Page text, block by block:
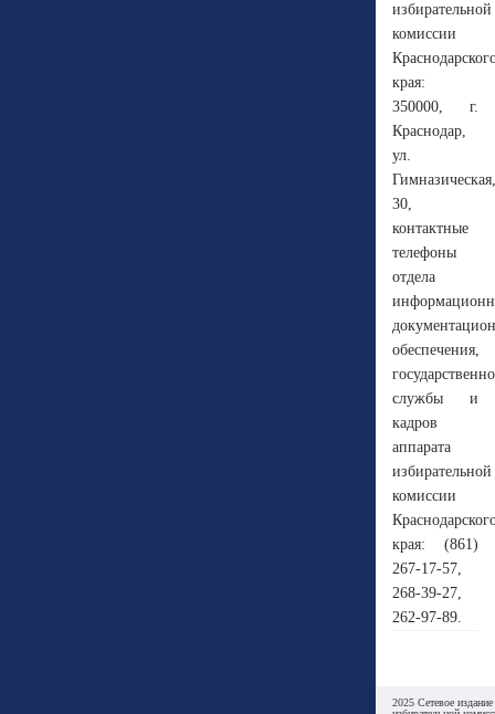
избирательной
комиссии
края:
350000, г.
Краснодар,
ул.
Гимназическая,
30,
контактные
телефоны
отдела
обеспечения,
службы и
кадров
аппарата
избирательной
комиссии
края: (861)
267-17-57,
268-39-27,
262-97-89.
2025 Сетевое